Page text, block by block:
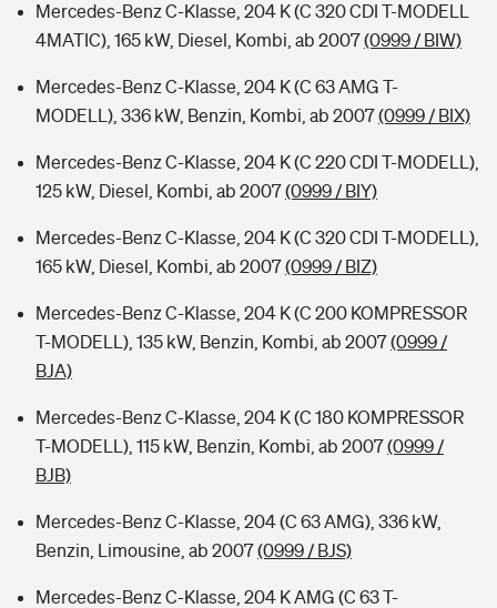
Mercedes-Benz C-Klasse, 204 K (C 320 CDI T-MODELL
4MATIC), 165 kW, Diesel, Kombi, ab 2007(0999 / BIW)
Mercedes-Benz C-Klasse, 204 K (C 63 AMG T-
MODELL), 336 kW, Benzin, Kombi, ab 2007(0999 / BIX)
Mercedes-Benz C-Klasse, 204 K (C 220 CDI T-MODELL),
125 kW, Diesel, Kombi, ab 2007(0999 / BIY)
Mercedes-Benz C-Klasse, 204 K (C 320 CDI T-MODELL),
165 kW, Diesel, Kombi, ab 2007(0999 / BIZ)
Mercedes-Benz C-Klasse, 204 K (C 200 KOMPRESSOR
T-MODELL), 135 kW, Benzin, Kombi, ab 2007(0999 /
BJA)
Mercedes-Benz C-Klasse, 204 K (C 180 KOMPRESSOR
T-MODELL), 115 kW, Benzin, Kombi, ab 2007(0999 /
BJB)
Mercedes-Benz C-Klasse, 204 (C 63 AMG), 336 kW,
Benzin, Limousine, ab 2007(0999 / BJS)
Mercedes-Benz C-Klasse, 204 K AMG (C 63 T-